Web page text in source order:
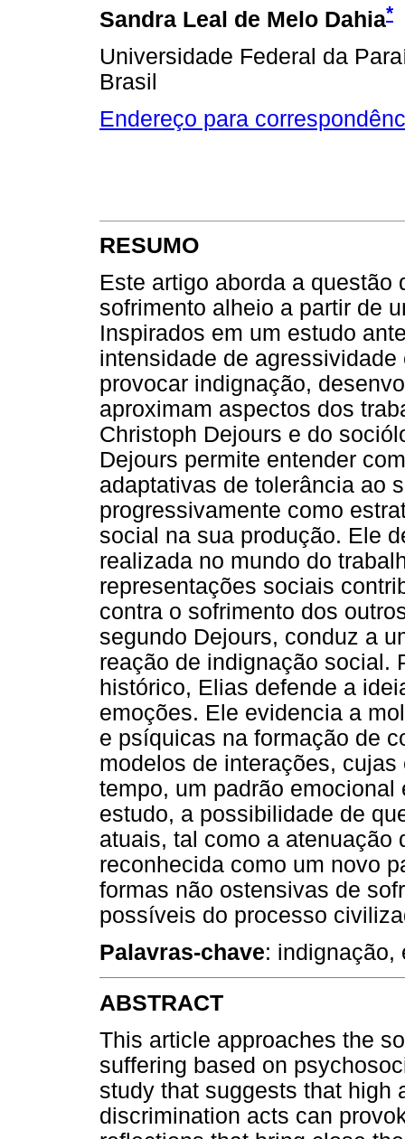
Sandra Leal de Melo Dahia*
Universidade Federal da
Brasil
Endereço para
RESUMO
Este artigo aborda a
sofrimento alheio a partir de
Inspirados em um estudo
intensidade de
provocar indignação,
aproximam aspectos dos
Christoph Dejours e do
Dejours permite entender
adaptativas de tolerância ao
progressivamente como
social na sua produção. Ele
realizada no mundo do
representações sociais
contra o sofrimento dos
segundo Dejours, conduz a
reação de indignação social.
histórico, Elias defende a
emoções. Ele evidencia a
e psíquicas na formação de
modelos de interações,
tempo, um padrão
estudo, a possibilidade de
atuais, tal como a atenuação
reconhecida como um novo
formas não ostensivas de
possíveis do processo
Palavras-chave: indignação,
ABSTRACT
This article approaches the
suffering based on
study that suggests that high
discrimination acts can